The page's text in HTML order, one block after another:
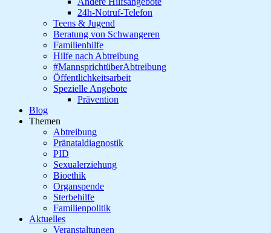
24h-Notruf-Telefon
Teens & Jugend
Beratung von Schwangeren
Familienhilfe
Hilfe nach Abtreibung
#MannsprichtüberAbtreibung
Öffentlichkeitsarbeit
Spezielle Angebote
Prävention
Blog
Themen
Abtreibung
Pränataldiagnostik
PID
Sexualerziehung
Bioethik
Organspende
Sterbehilfe
Familienpolitik
Aktuelles
Veranstaltungen